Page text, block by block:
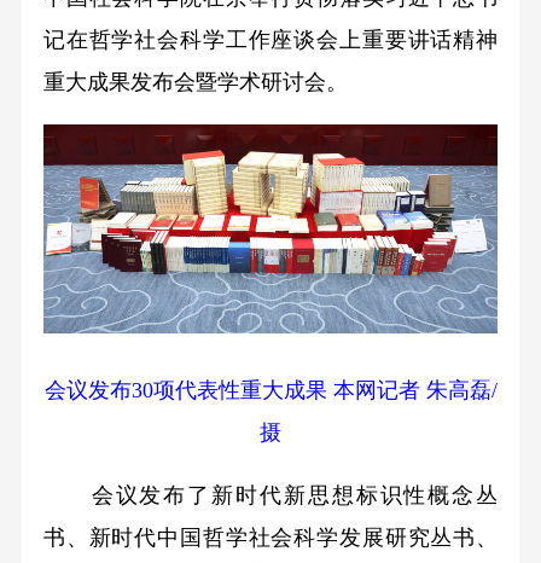
记在哲学社会科学工作座谈会上重要讲话精神
重大成果发布会暨学术研讨会。
会议发布30项代表性重大成果 本网记者 朱高磊/
摄
会议发布了新时代新思想标识性概念丛
书、新时代中国哲学社会科学发展研究丛书、